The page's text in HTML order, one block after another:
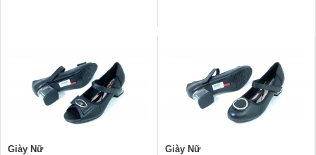
Giày Nữ Giày Nữ